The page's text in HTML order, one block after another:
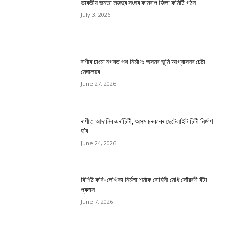
ভাৰতীয় জনতা মজদুৰ সংঘৰ কামৰূপ জিলা কমিটি গঠন
July 3, 2026
ৰাণীৰ চাংমা নগৰত পথ নিৰ্মাণঃ অসমৰ ভূমি আগ্ৰাসনৰ চেষ্টা
মেঘালয়ৰ
June 27, 2026
ৰাণীত আদানিৰ এৰ’চিটী, অসম চৰকাৰৰ ছেটেলাইট চিটী নিৰ্মাণ
হ’ব
June 24, 2026
বিশিষ্ট কবি-লেখিকা নিৰ্মলা শৰ্মাক ৰোহিনী মেধি সোঁৱৰণী বঁটা
প্ৰদান
June 7, 2026